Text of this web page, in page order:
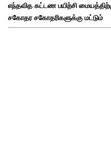
எந்தவித கட்டண பயிற்சி
சகோதர சகோதரிகளுக்கு மட்டும்